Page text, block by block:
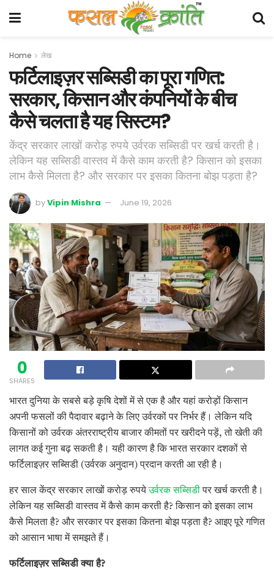
Home लेख
फर्टिलाइज़र सब्सिडी का पूरा गणित:
सरकार, किसान और कंपनियों के बीच
कैसे चलता है यह सिस्टम?
केंद्र सरकार लाखों करोड़ रुपये उर्वरक सब्सिडी पर खर्च करती है।
लेकिन यह सब्सिडी वास्तव में कैसे काम करती है? किसान को इसका
लाभ कैसे मिलता है? और सरकार पर इसका कितना बोझ पड़ता है?
byVipin Mishra June 19, 2026
0
SHARES
भारत दुनिया के सबसे बड़े कृषि देशों में से एक है और यहां करोड़ों किसान
अपनी फसलों की पैदावार बढ़ाने के लिए उर्वरकों पर निर्भर हैं। लेकिन यदि
किसानों को उर्वरक अंतरराष्ट्रीय बाजार कीमतों पर खरीदने पड़ें, तो खेती की
लागत कई गुना बढ़ सकती है। यही कारण है कि भारत सरकार दशकों से
फर्टिलाइज़र सब्सिडी (उर्वरक अनुदान) प्रदान करती आ रही है।
हर साल केंद्र सरकार लाखों करोड़ रुपयेउर्वरक सब्सिडीपर खर्च करती है।
लेकिन यह सब्सिडी वास्तव में कैसे काम करती है? किसान को इसका लाभ
कैसे मिलता है? और सरकार पर इसका कितना बोझ पड़ता है? आइए पूरे गणित
को आसान भाषा में समझते हैं।
फर्टिलाइज़र सब्सिडी क्या है?